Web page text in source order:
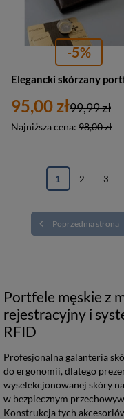
-5%
95,00 zł
Najniższa cena: 98,00 zł
99,99 zł
Poprzednia strona
1 2 3
Portfele męskie z
rejestracyjny i
RFID
Profesjonalna galanteria
do ergonomii, dlatego
wyselekcjonowanej skóry
w bezpiecznym
Konstrukcja tych